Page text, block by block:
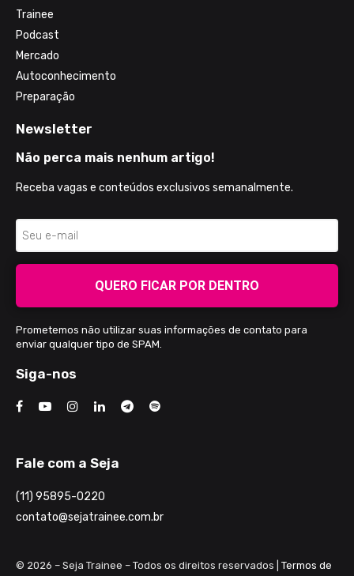
Trainee
Podcast
Mercado
Autoconhecimento
Preparação
Newsletter
Não perca mais nenhum artigo!
Receba vagas e conteúdos exclusivos semanalmente.
QUERO FICAR POR DENTRO
Prometemos não utilizar suas informações de contato para
enviar qualquer tipo de SPAM.
Siga-nos
Fale com a Seja
(11) 95895-0220
contato@sejatrainee.com.br
© 2026 – Seja Trainee – Todos os direitos reservados | Termos de